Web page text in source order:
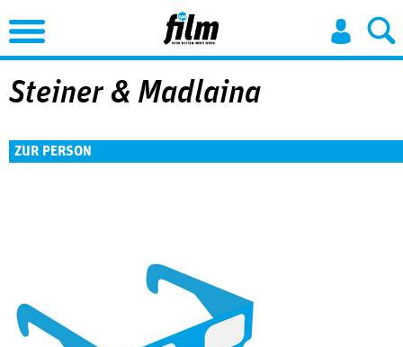
Jump to Navigation
Steiner & Madlaina
ZUR PERSON